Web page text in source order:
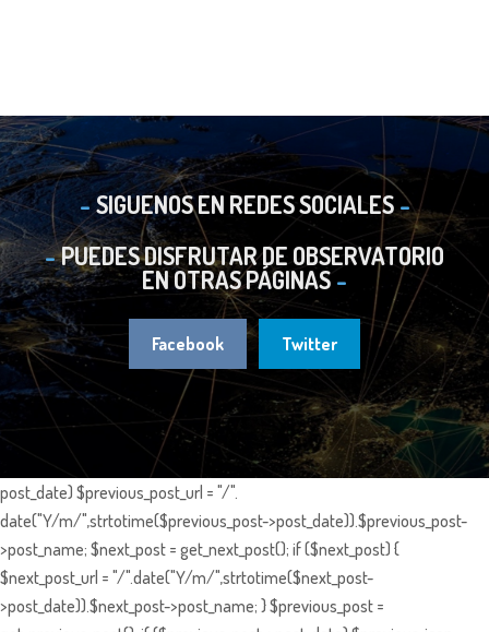
SIGUENOS EN REDES SOCIALES
PUEDES DISFRUTAR DE OBSERVATORIO
EN OTRAS PÁGINAS
Facebook Twitter
post_date) $previous_post_url = "/".
date("Y/m/",strtotime($previous_post->post_date)).$previous_post-
>post_name; $next_post = get_next_post(); if ($next_post) {
$next_post_url = "/".date("Y/m/",strtotime($next_post-
>post_date)).$next_post->post_name; } $previous_post =